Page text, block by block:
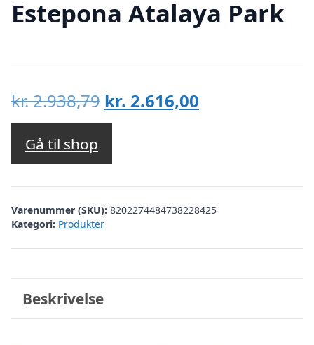
Estepona Atalaya Park
kr.2.938,79 Den
oprindelige
var:
kr. 2.938,79.
kr. 2.616,00
kr. 2.616,00.
Gå til shop
Varenummer (SKU): 8202274484738228425
Kategori: Produkter
Beskrivelse